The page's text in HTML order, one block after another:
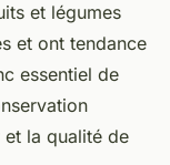
et légumes
et ont tendance
essentiel de
la qualité de